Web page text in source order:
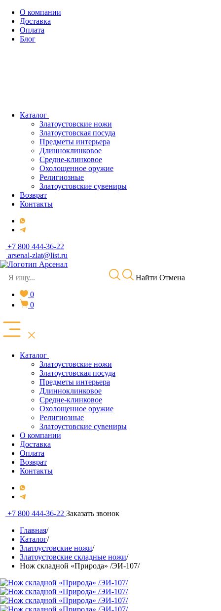
О компании
Доставка
Оплата
Блог
Каталог
Златоустовские ножи
Златоустовская посуда
Предметы интерьера
Длинноклинковое
Средне-клинковое
Охолощенное оружие
Религиозные
Златоустовские сувениры
Возврат
Контакты
+7 800 444-36-22
arsenal-zlat@list.ru
Найти Отмена
0
0
Каталог
Златоустовские ножи
Златоустовская посуда
Предметы интерьера
Длинноклинковое
Средне-клинковое
Охолощенное оружие
Религиозные
Златоустовские сувениры
О компании
Доставка
Оплата
Возврат
Контакты
+7 800 444-36-22 Заказать звонок
Главная/
Каталог/
Златоустовские ножи/
Златоустовские складные ножи/
Нож складной «Природа» /ЭИ-107/